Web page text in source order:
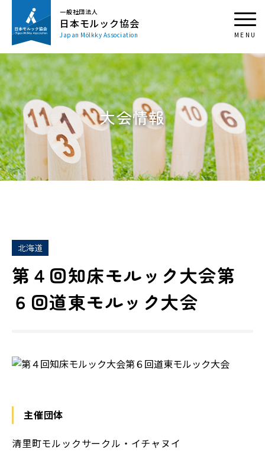
一般社団法人
日本モルック協会
Japan Mölkky Association
大会情報
北海道
第４回知床モルック大会第
６回道東モルック大会
主催団体
清里町モルックサークル・イチャヌイ